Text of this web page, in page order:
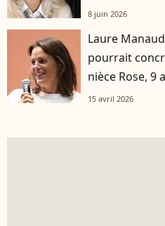
8 juin 2026
Laure
pourrait
nièce Rose, 9
15 avril 2026